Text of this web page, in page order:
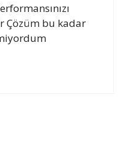
Çözüm bu kadar